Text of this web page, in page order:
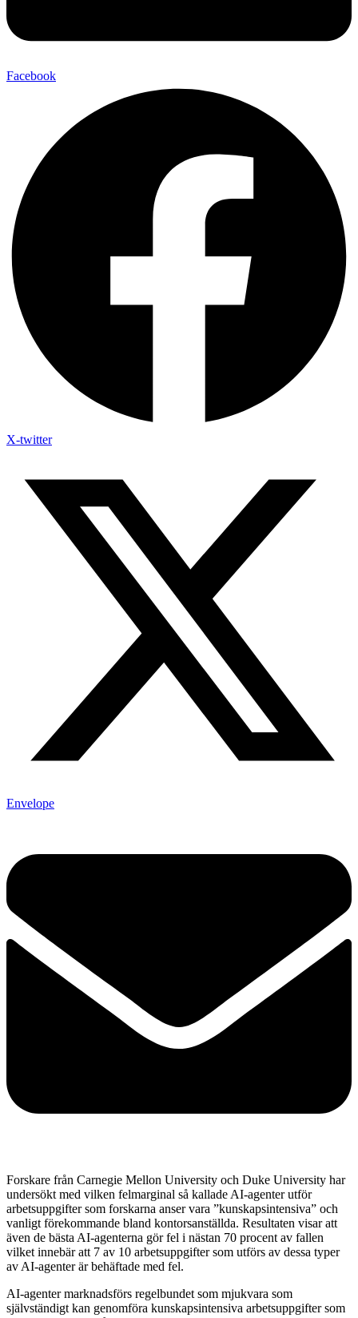
Facebook
X-twitter
Envelope
Forskare från Carnegie Mellon University och Duke University har
undersökt med vilken felmarginal så kallade AI-agenter utför
arbetsuppgifter som forskarna anser vara ”kunskapsintensiva” och
vanligt förekommande bland kontorsanställda. Resultaten visar att
även de bästa AI-agenterna gör fel i nästan 70 procent av fallen
vilket innebär att 7 av 10 arbetsuppgifter som utförs av dessa typer
av AI-agenter är behäftade med fel.
AI-agenter marknadsförs regelbundet som mjukvara som
självständigt kan genomföra kunskapsintensiva arbetsuppgifter som